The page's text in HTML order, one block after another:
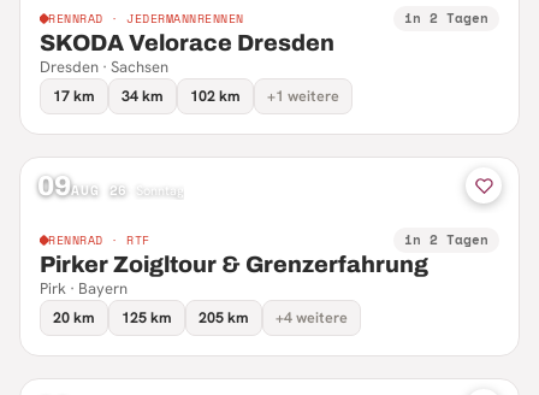
RENNRAD · JEDERMANNRENNEN in 2 Tagen
SKODA Velorace Dresden
Dresden · Sachsen
17 km
34 km 102 km +1 weitere
09AUG 26 Sonntag
RENNRAD · RTF in 2 Tagen
Pirker Zoigltour & Grenzerfahrung
Pirk · Bayern
20 km
125 km 205 km +4 weitere